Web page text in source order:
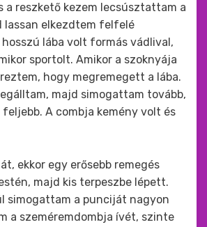
a reszkető kezem lecsúsztattam a
lassan elkezdtem felfelé
lába volt formás vádlival,
sportolt. Amikor a szoknyája
hogy megremegett a lába.
majd simogattam tovább,
A combja kemény volt és
ekkor egy erősebb remegés
majd kis terpeszbe lépett.
simogattam a punciját nagyon
a szeméremdombja ívét, szinte